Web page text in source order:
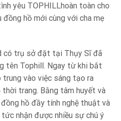
yêu TOPHILLhoàn toàn cho
hồ mới cùng với cha mẹ
có trụ sở đặt tại Thụy Sĩ đã
tên Tophill. Ngay từ khi bắt
vào việc sáng tạo ra
trang. Bằng tâm huyết và
hồ đầy tính nghệ thuật và
nhận được nhiều sự chú ý